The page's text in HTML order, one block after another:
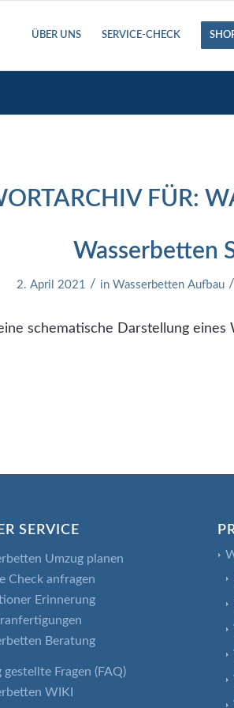
ÜBER UNS SERVICE-CHECK
FÜR:
Wasserbetten
2. April 2021 / in Wasserbetten Aufbau /
schematische Darstellung eines
SERVICE
Umzug planen
Check anfragen
Erinnerung
Beratung
gestellte Fragen (FAQ)
WIKI